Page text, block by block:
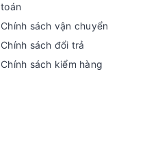
toán
Chính sách vận chuyển
Chính sách đổi trả
Chính sách kiểm hàng